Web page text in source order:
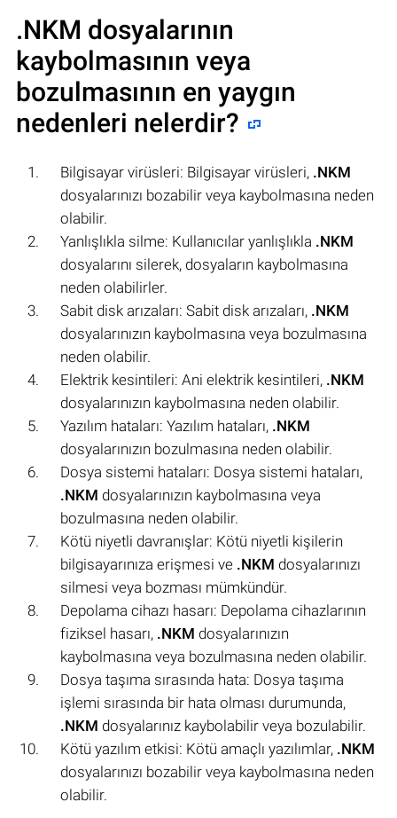
.NKM dosyalarının
kaybolmasının veya
bozulmasının en yaygın
nedenleri nelerdir?
Bilgisayar virüsleri: Bilgisayar virüsleri, .NKM
dosyalarınızı bozabilir veya kaybolmasına neden
olabilir.
Yanlışlıkla silme: Kullanıcılar yanlışlıkla .NKM
dosyalarını silerek, dosyaların kaybolmasına
neden olabilirler.
Sabit disk arızaları: Sabit disk arızaları, .NKM
dosyalarınızın kaybolmasına veya bozulmasına
neden olabilir.
Elektrik kesintileri: Ani elektrik kesintileri, .NKM
dosyalarınızın kaybolmasına neden olabilir.
Yazılım hataları: Yazılım hataları, .NKM
dosyalarınızın bozulmasına neden olabilir.
Dosya sistemi hataları: Dosya sistemi hataları,
.NKM dosyalarınızın kaybolmasına veya
bozulmasına neden olabilir.
Kötü niyetli davranışlar: Kötü niyetli kişilerin
bilgisayarınıza erişmesi ve .NKM dosyalarınızı
silmesi veya bozması mümkündür.
Depolama cihazı hasarı: Depolama cihazlarının
fiziksel hasarı, .NKM dosyalarınızın
kaybolmasına veya bozulmasına neden olabilir.
Dosya taşıma sırasında hata: Dosya taşıma
işlemi sırasında bir hata olması durumunda,
.NKM dosyalarınız kaybolabilir veya bozulabilir.
Kötü yazılım etkisi: Kötü amaçlı yazılımlar, .NKM
dosyalarınızı bozabilir veya kaybolmasına neden
olabilir.